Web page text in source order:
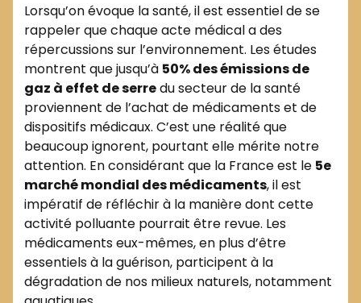
Lorsqu’on évoque la santé, il est essentiel de se
rappeler que chaque acte médical a des
répercussions sur l’environnement. Les études
montrent que jusqu’à 50% des émissions de
gaz à effet de serredu secteur de la santé
proviennent de l’achat de médicaments et de
dispositifs médicaux. C’est une réalité que
beaucoup ignorent, pourtant elle mérite notre
attention. En considérant que la France est le 5e
marché mondial des médicaments, il est
impératif de réfléchir à la manière dont cette
activité polluante pourrait être revue. Les
médicaments eux-mêmes, en plus d’être
essentiels à la guérison, participent à la
dégradation de nos milieux naturels, notamment